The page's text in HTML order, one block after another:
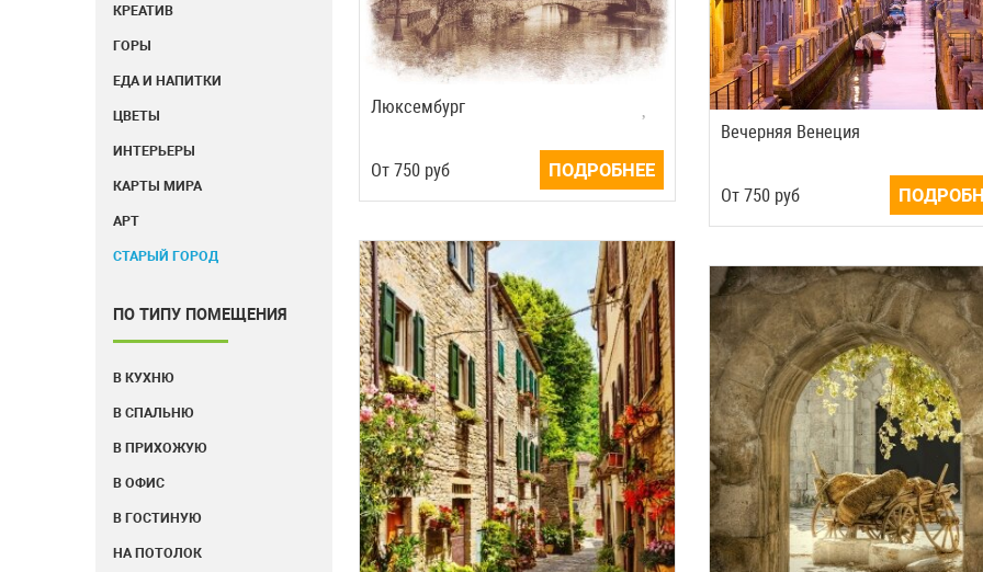
КРЕАТИВ
ГОРЫ
ЕДА И НАПИТКИ
ЦВЕТЫ
ИНТЕРЬЕРЫ
КАРТЫ МИРА
АРТ
СТАРЫЙ ГОРОД
ПО ТИПУ ПОМЕЩЕНИЯ
В КУХНЮ
В СПАЛЬНЮ
В ПРИХОЖУЮ
В ОФИС
В ГОСТИНУЮ
НА ПОТОЛОК
Люксембург
Oт750руб ПОДРОБНЕЕ
Вечерняя Венеция
Oт750 руб